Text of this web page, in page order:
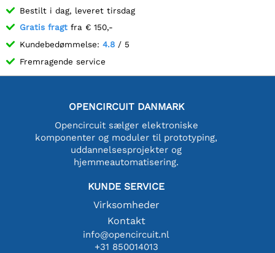
Bestilt i dag, leveret tirsdag
Gratis fragt fra € 150,-
Kundebedømmelse: 4.8 / 5
Fremragende service
OPENCIRCUIT DANMARK
Opencircuit sælger elektroniske
komponenter og moduler til prototyping,
uddannelsesprojekter og
hjemmeautomatisering.
KUNDE SERVICE
Virksomheder
Kontakt
info@opencircuit.nl
+31 850014013